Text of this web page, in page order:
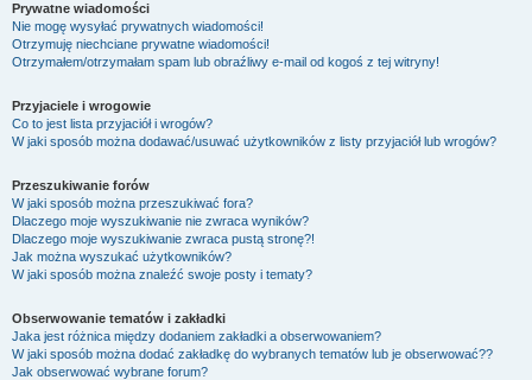
Prywatne wiadomości
Nie mogę wysyłać prywatnych wiadomości!
Otrzymuję niechciane prywatne wiadomości!
Otrzymałem/otrzymałam spam lub obraźliwy e-mail od kogoś z tej witryny!
Przyjaciele i wrogowie
Co to jest lista przyjaciół i wrogów?
W jaki sposób można dodawać/usuwać użytkowników z listy przyjaciół lub wrogów?
Przeszukiwanie forów
W jaki sposób można przeszukiwać fora?
Dlaczego moje wyszukiwanie nie zwraca wyników?
Dlaczego moje wyszukiwanie zwraca pustą stronę?!
Jak można wyszukać użytkowników?
W jaki sposób można znaleźć swoje posty i tematy?
Obserwowanie tematów i zakładki
Jaka jest różnica między dodaniem zakładki a obserwowaniem?
W jaki sposób można dodać zakładkę do wybranych tematów lub je obserwować??
Jak obserwować wybrane forum?